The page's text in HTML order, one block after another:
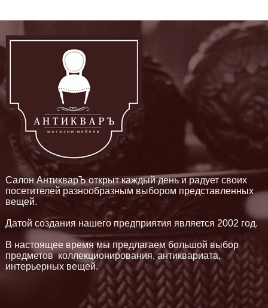
Салон АнтикварЪ открыт каждый день и радует своих
посетителей разнообразным выбором представленных
вещей.
Датой создания нашего предприятия является 2002 год.
В настоящее время мы предлагаем большой выбор
предметов коллекционирования, антиквариата,
интерьерных вещей.